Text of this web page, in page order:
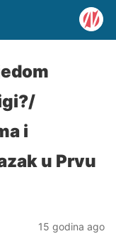
i
u Prvu
15 godina ago